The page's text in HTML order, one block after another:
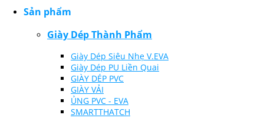
Sản phẩm
Giày Dép Thành Phẩm
Giày Dép Siêu Nhẹ V.EVA
Giày Dép PU Liền Quai
GIÀY DÉP PVC
GIÀY VẢI
ỦNG PVC - EVA
SMARTTHATCH